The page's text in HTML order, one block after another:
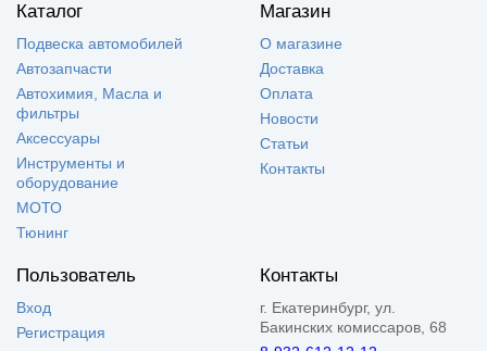
Каталог
Подвеска автомобилей
Автозапчасти
Автохимия, Масла и
фильтры
Аксессуары
Инструменты и
оборудование
МОТО
Тюнинг
Магазин
О магазине
Доставка
Оплата
Новости
Статьи
Контакты
Пользователь
Вход
Регистрация
Контакты
г. Екатеринбург, ул.
Бакинских комиссаров, 68